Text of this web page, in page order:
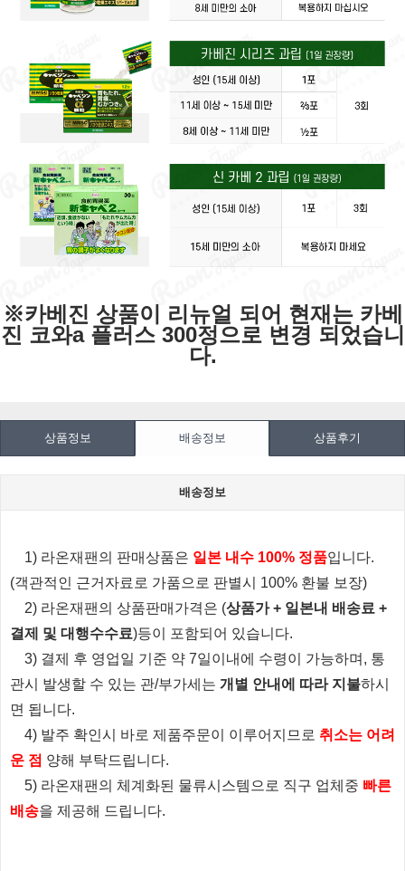
※카베진 상품이 리뉴얼 되어 현재는 카베
진 코와a 플러스 300정으로 변경 되었습니
다.​
상품정보 배송정보 상품후기
배송정보
1) 라온재팬의 판매상품은 일본 내수 100% 정품입니다.
(객관적인 근거자료로 가품으로 판별시 100% 환불 보장)
2) 라온재팬의 상품판매가격은 (상품가 + 일본내 배송료 +
결제 및 대행수수료)등이 포함되어 있습니다.
3) 결제 후 영업일 기준 약 7일이내에 수령이 가능하며, 통
관시 발생할 수 있는 관/부가세는 개별 안내에 따라 지불하시
면 됩니다.
4) 발주 확인시 바로 제품주문이 이루어지므로 취소는 어려
운 점 양해 부탁드립니다.
5) 라온재팬의 체계화된 물류시스템으로 직구 업체중 빠른
배송을 제공해 드립니다.